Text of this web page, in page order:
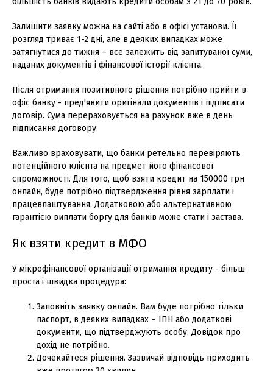
Залишити заявку можна на сайті або в офісі установи. Її
розгляд триває 1-2 дні, але в деяких випадках може
затягнутися до тижня – все залежить від запитуваної суми,
наданих документів і фінансової історії клієнта.
Після отримання позитивного рішення потрібно прийти в
офіс банку - пред'явити оригінали документів і підписати
договір. Сума перераховується на рахунок вже в день
підписання договору.
Важливо враховувати, що банки ретельно перевіряють
потенційного клієнта на предмет його фінансової
спроможності. Для того, щоб взяти кредит на 150000 грн
онлайн, буде потрібно підтвердження рівня зарплати і
працевлаштування. Додатковою або альтернативною
гарантією виплати боргу для банків може стати і застава.
Як взяти кредит в МФО
У мікрофінансової організації отримання кредиту - більш
проста і швидка процедура:
Заповніть заявку онлайн. Вам буде потрібно тільки
паспорт, в деяких випадках – ІПН або додаткові
документи, що підтверджують особу. Довідок про
дохід не потрібно.
Дочекайтеся рішення. Зазвичай відповідь приходить